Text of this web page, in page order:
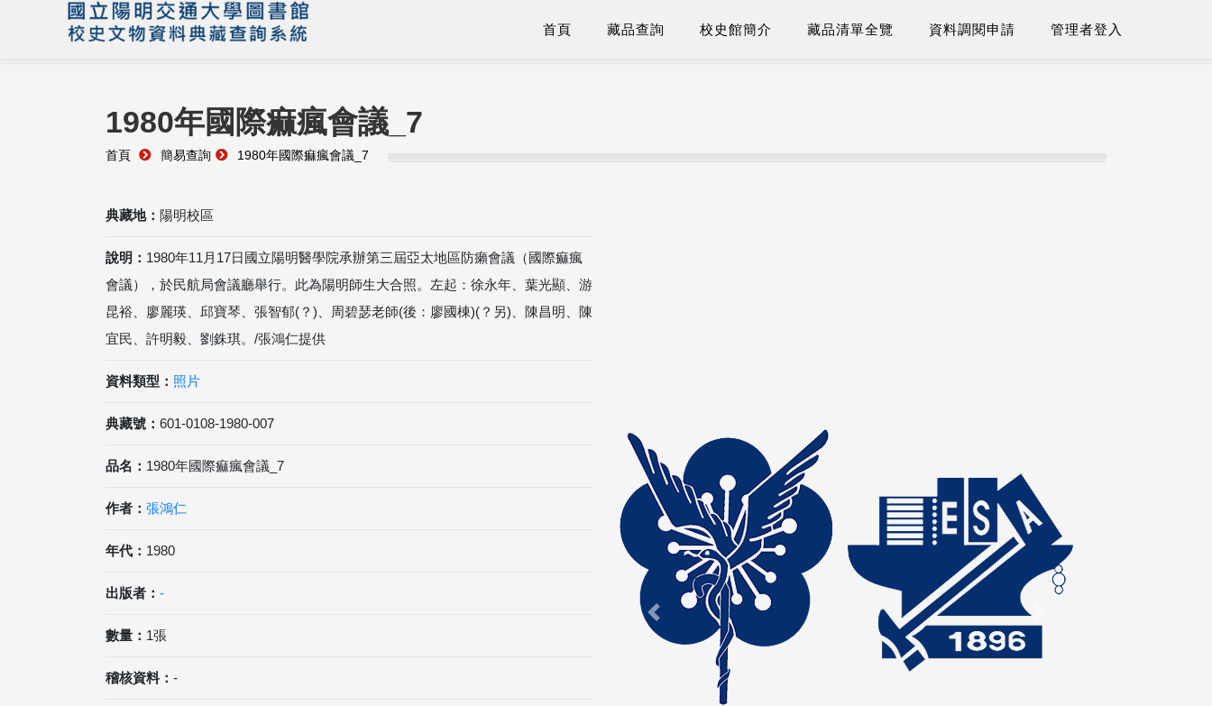
首頁 藏品查詢 校史館簡介 藏品清單全覽 資料調閱申請 管理者登入
1980年國際痲瘋會議_7
首頁 簡易查詢 1980年國際痲瘋會議_7
典藏地： 陽明校區
說明： 1980年11月17日國立陽明醫學院承辦第三屆亞太地區防癩會議（國際痲瘋
會議），於民航局會議廳舉行。此為陽明師生大合照。左起：徐永年、葉光顯、游
昆裕、廖麗瑛、邱寶琴、張智郁(？)、周碧瑟老師(後：廖國棟)(？另)、陳昌明、陳
宜民、許明毅、劉銖琪。/張鴻仁提供
資料類型： 照片
典藏號： 601-0108-1980-007
品名： 1980年國際痲瘋會議_7
作者： 張鴻仁
年代： 1980
出版者： -
數量： 1張
稽核資料： -
Previous